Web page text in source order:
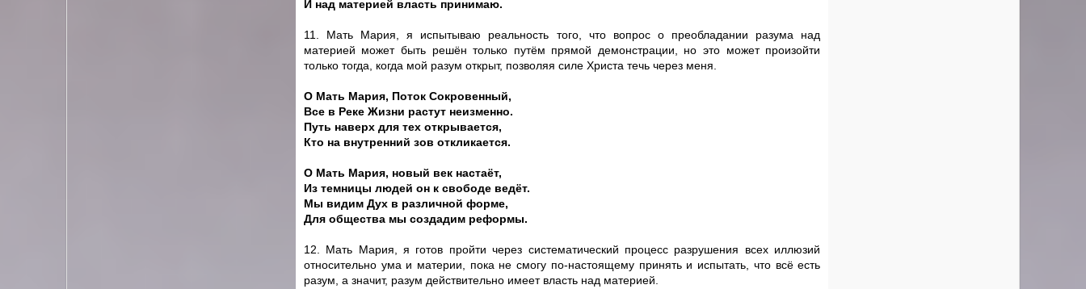
И над материей власть принимаю.
11. Мать Мария, я испытываю реальность того, что вопрос о преобладании разума над
материей может быть решён только путём прямой демонстрации, но это может произойти
только тогда, когда мой разум открыт, позволяя силе Христа течь через меня.
О Мать Мария, Поток Сокровенный,
Все в Реке Жизни растут неизменно.
Путь наверх для тех открывается,
Кто на внутренний зов откликается.
О Мать Мария, новый век настаёт,
Из темницы людей он к свободе ведёт.
Мы видим Дух в различной форме,
Для общества мы создадим реформы.
12. Мать Мария, я готов пройти через систематический процесс разрушения всех иллюзий
относительно ума и материи, пока не смогу по-настоящему принять и испытать, что всё есть
разум, а значит, разум действительно имеет власть над материей.